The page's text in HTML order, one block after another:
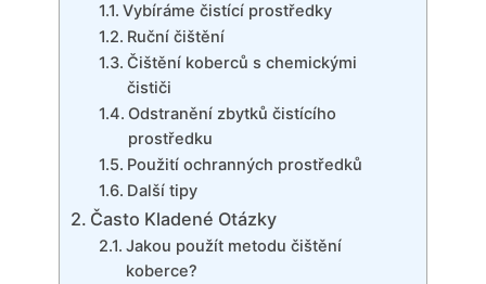
Vybíráme čistící prostředky
Ruční čištění
Čištění koberců s chemickými
čističi
Odstranění zbytků čistícího
prostředku
Použití ochranných prostředků
Další tipy
Často Kladené Otázky
Jakou použít metodu čištění
koberce?